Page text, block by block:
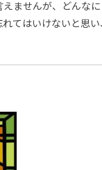
ませんが、どんな
てはいけないと思